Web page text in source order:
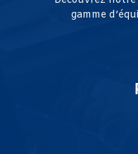
gamme